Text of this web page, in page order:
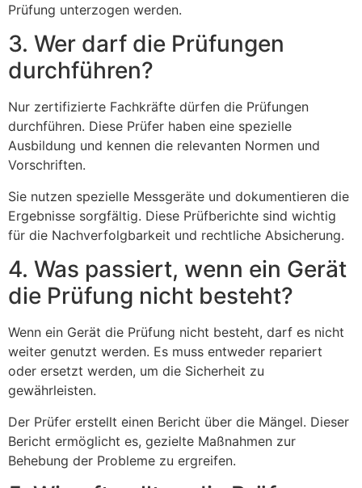
Prüfung unterzogen werden.
3. Wer darf die Prüfungen
durchführen?
Nur zertifizierte Fachkräfte dürfen die Prüfungen
durchführen. Diese Prüfer haben eine spezielle
Ausbildung und kennen die relevanten Normen und
Vorschriften.
Sie nutzen spezielle Messgeräte und dokumentieren die
Ergebnisse sorgfältig. Diese Prüfberichte sind wichtig
für die Nachverfolgbarkeit und rechtliche Absicherung.
4. Was passiert, wenn ein Gerät
die Prüfung nicht besteht?
Wenn ein Gerät die Prüfung nicht besteht, darf es nicht
weiter genutzt werden. Es muss entweder repariert
oder ersetzt werden, um die Sicherheit zu
gewährleisten.
Der Prüfer erstellt einen Bericht über die Mängel. Dieser
Bericht ermöglicht es, gezielte Maßnahmen zur
Behebung der Probleme zu ergreifen.